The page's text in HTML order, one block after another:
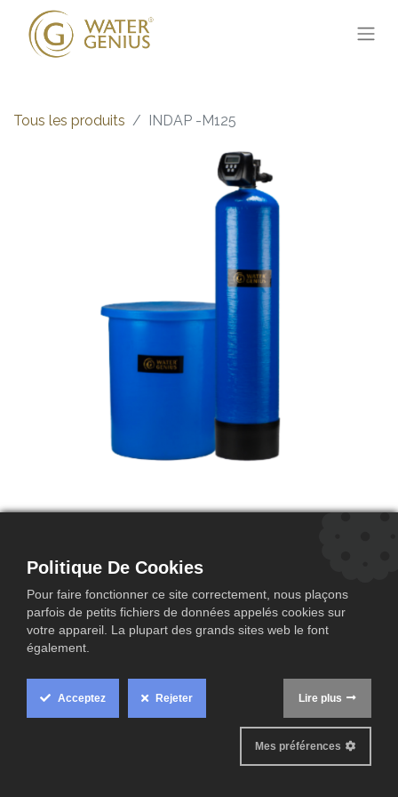
Tous les produits INDAP -M125
Hoogtechnologische waterverzachter voor industriële
toepassingen in Simplex opstelling.
Technische data
Politique De Cookies
Pour faire fonctionner ce site correctement, nous plaçons
parfois de petits fichiers de données appelés cookies sur
votre appareil. La plupart des grands sites web le font
également.
Acceptez Rejeter Lire plus
Mes préférences